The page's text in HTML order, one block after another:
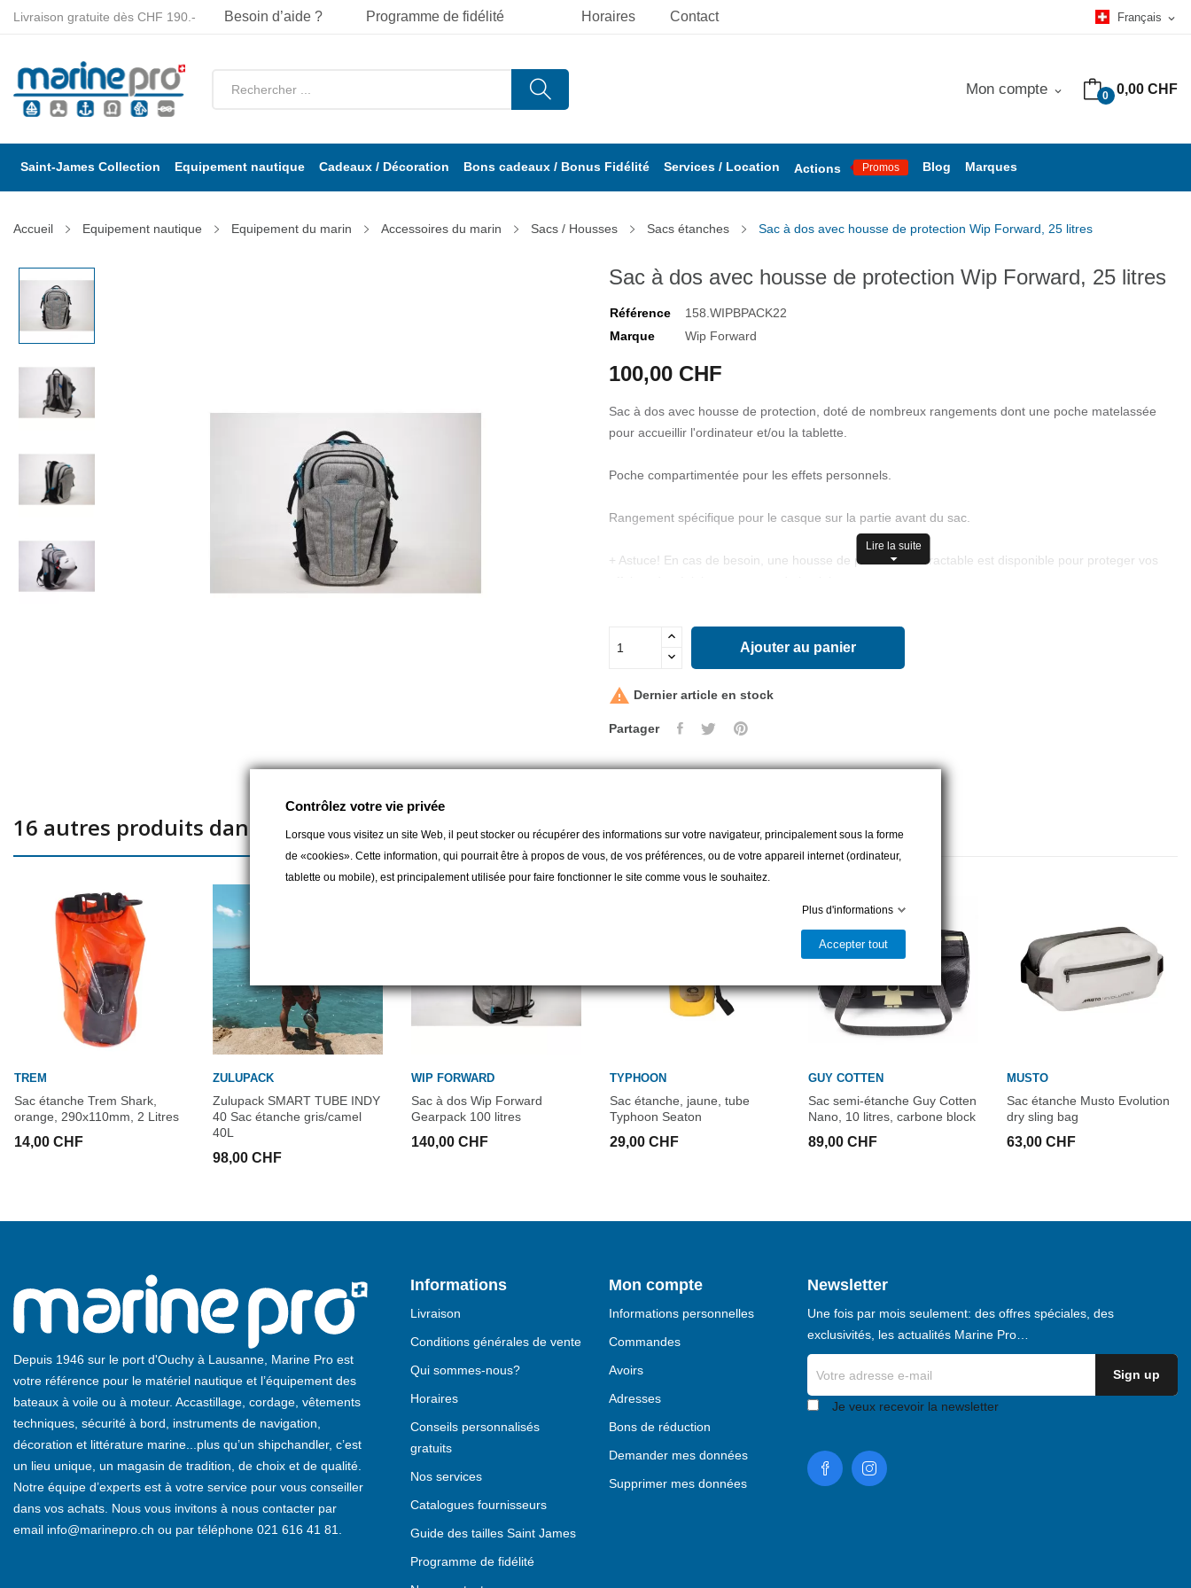
Horaires Contact Français expand_more
Livraison gratuite dès CHF 190.- Besoin d’aide ? Programme de fidélité
0 0,00 CHF
Mon compte expand_more
Saint-James Collection Equipement nautique Cadeaux / Décoration Bons cadeaux / Bonus Fidélité Services / Location Actions Promos Blog Marques
Accueil Equipement nautique Equipement du marin Accessoires du marin Sacs / Housses Sacs étanches Sac à dos avec housse de protection Wip Forward, 25 litres
Sac à dos avec housse de protection Wip Forward, 25 litres
Référence
158.WIPBPACK22
Marque
Wip Forward
100,00 CHF
Sac à dos avec housse de protection, doté de nombreux rangements dont une poche matelassée
pour accueillir l'ordinateur et/ou la tablette.
Poche compartimentée pour les effets personnels.
Rangement spécifique pour le casque sur la partie avant du sac.
+ Astuce! En cas de besoin, une housse de protection rétractable est disponible pour proteger vos
- Contenance 25L
- Dos et bretelles rembourées
- 1 housses étanches
Lire la suite
Ajouter au panier
 Dernier article en stock
Partager
16 autres produits dans la même catégorie :
TREM
Sac étanche Trem Shark,
orange, 290x110mm, 2 Litres
14,00 CHF
ZULUPACK
Zulupack SMART TUBE INDY
40 Sac étanche gris/camel
40L
98,00 CHF
WIP FORWARD
Sac à dos Wip Forward
Gearpack 100 litres
140,00 CHF
TYPHOON
Sac étanche, jaune, tube
Typhoon Seaton
29,00 CHF
GUY COTTEN
Sac semi-étanche Guy Cotten
Nano, 10 litres, carbone block
89,00 CHF
MUSTO
Sac étanche Musto Evolution
dry sling bag
63,00 CHF
Depuis 1946 sur le port d'Ouchy à Lausanne, Marine Pro est
votre référence pour le matériel nautique et l’équipement des
bateaux à voile ou à moteur. Accastillage, cordage, vêtements
techniques, sécurité à bord, instruments de navigation,
décoration et littérature marine...plus qu’un shipchandler, c’est
un lieu unique, un magasin de tradition, de choix et de qualité.
Notre équipe d’experts est à votre service pour vous conseiller
dans vos achats. Nous vous invitons à nous contacter par
email info@marinepro.ch ou par téléphone 021 616 41 81.
Informations
Livraison
Conditions générales de vente
Qui sommes-nous?
Horaires
Conseils personnalisés
gratuits
Nos services
Catalogues fournisseurs
Guide des tailles Saint James
Programme de fidélité
Mon compte
Informations personnelles
Commandes
Avoirs
Adresses
Bons de réduction
Demander mes données
Supprimer mes données
Newsletter
Une fois par mois seulement: des offres spéciales, des
exclusivités, les actualités Marine Pro…
Je veux recevoir la newsletter
Contrôlez votre vie privée
Lorsque vous visitez un site Web, il peut stocker ou récupérer des informations sur votre navigateur, principalement sous la forme
de «cookies». Cette information, qui pourrait être à propos de vous, de vos préférences, ou de votre appareil internet (ordinateur,
tablette ou mobile), est principalement utilisée pour faire fonctionner le site comme vous le souhaitez.
Plus d'informations
Accepter tout